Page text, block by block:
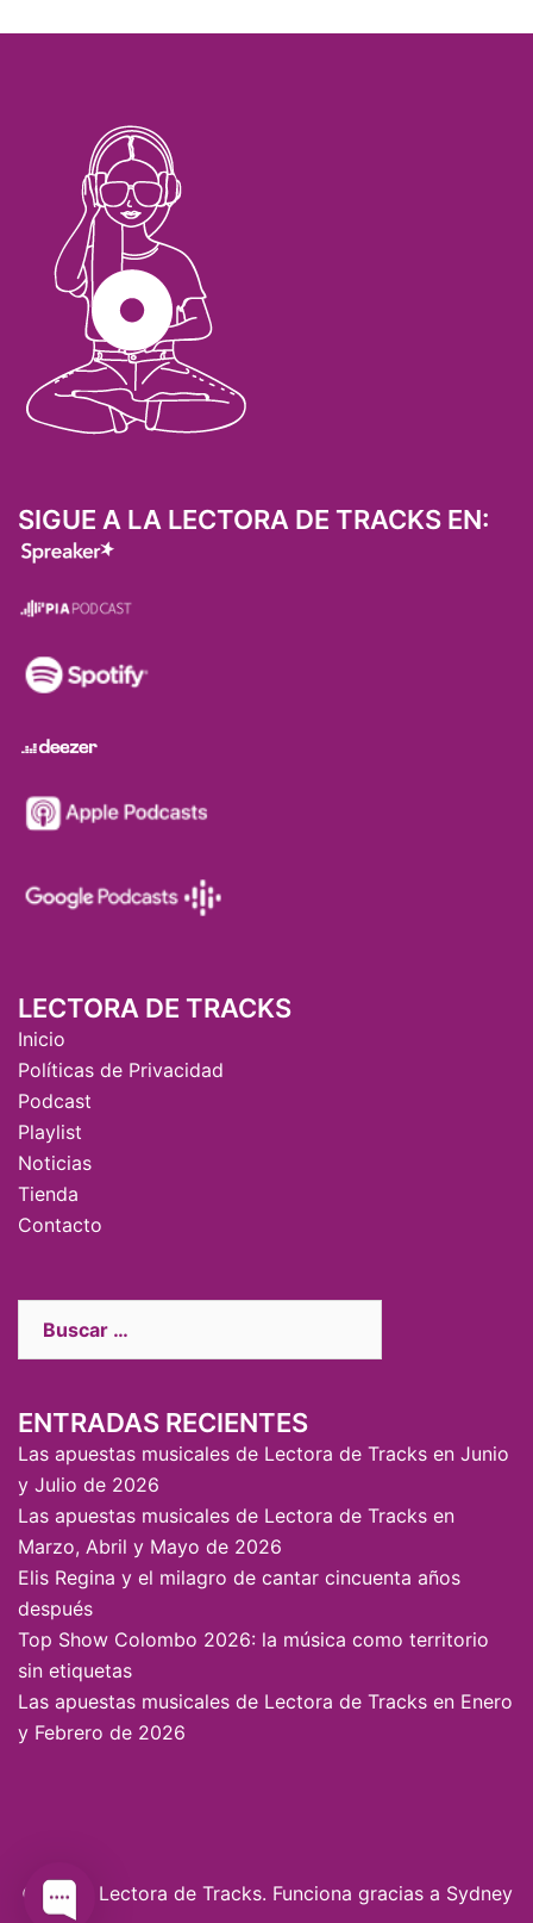
SIGUE A LA LECTORA DE TRACKS EN:
LECTORA DE TRACKS
Inicio
Políticas de Privacidad
Podcast
Playlist
Noticias
Tienda
Contacto
ENTRADAS RECIENTES
Las apuestas musicales de Lectora de Tracks en Junio
y Julio de 2026
Las apuestas musicales de Lectora de Tracks en
Marzo, Abril y Mayo de 2026
Elis Regina y el milagro de cantar cincuenta años
después
Top Show Colombo 2026: la música como territorio
sin etiquetas
Las apuestas musicales de Lectora de Tracks en Enero
y Febrero de 2026
© 2026 Lectora de Tracks. Funciona gracias a Sydney